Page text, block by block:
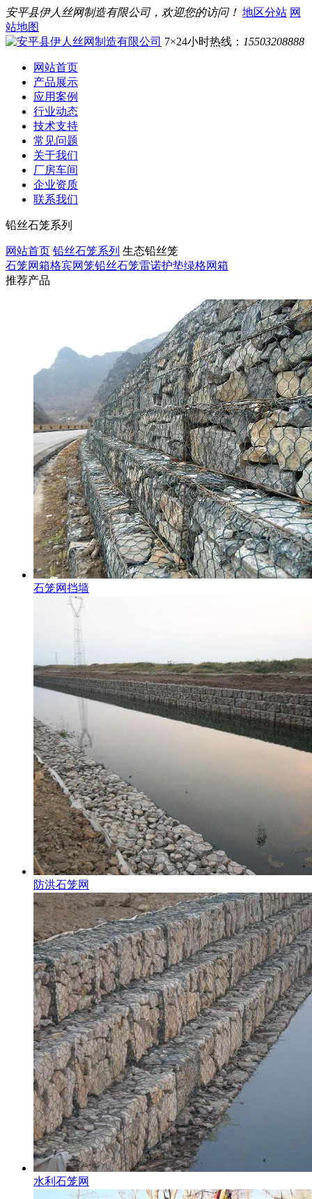
安平县伊人丝网制造有限公司，欢迎您的访问！ 地区分站 网
站地图
7×24小时热线： 15503208888
网站首页
产品展示
应用案例
行业动态
技术支持
常见问题
关于我们
厂房车间
企业资质
联系我们
铅丝石笼系列
网站首页 铅丝石笼系列 生态铅丝笼
石笼网箱格宾网笼铅丝石笼雷诺护垫绿格网箱
推荐产品
石笼网挡墙
防洪石笼网
水利石笼网